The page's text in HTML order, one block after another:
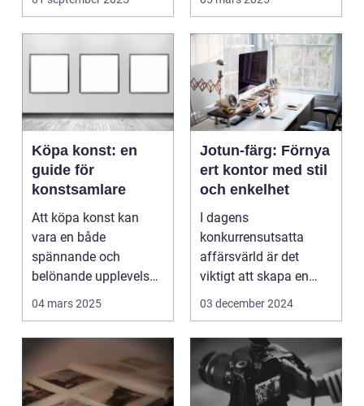
Köpa konst: en
guide för
konstsamlare
Att köpa konst kan
vara en både
spännande och
belönande upplevelse.
Det handlar...
04 mars 2025
Jotun-färg: Förnya
ert kontor med stil
och enkelhet
I dagens
konkurrensutsatta
affärsvärld är det
viktigt att skapa en
arbetsmiljö s...
03 december 2024